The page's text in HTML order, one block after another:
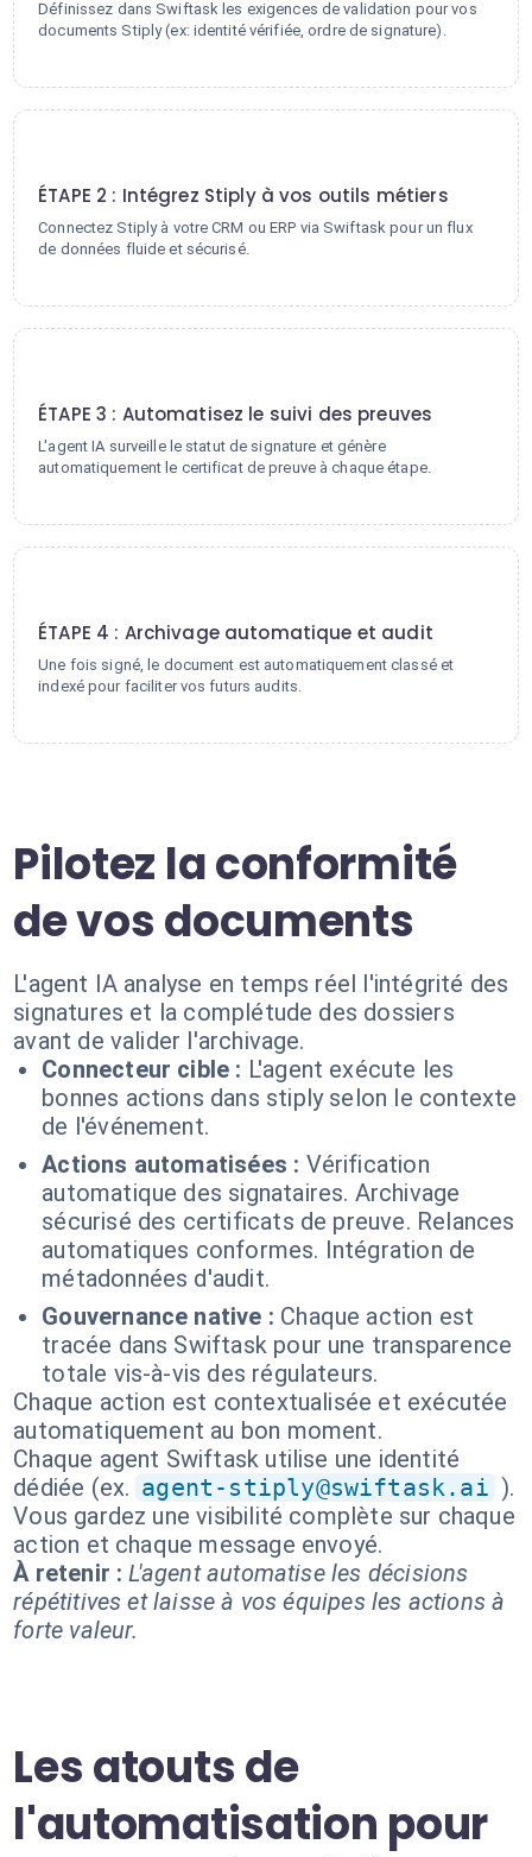
Définissez dans Swiftask les exigences de validation pour vos
documents Stiply (ex: identité vérifiée, ordre de signature).
ÉTAPE 2 : Intégrez Stiply à vos outils métiers
Connectez Stiply à votre CRM ou ERP via Swiftask pour un flux
de données fluide et sécurisé.
ÉTAPE 3 : Automatisez le suivi des preuves
L'agent IA surveille le statut de signature et génère
automatiquement le certificat de preuve à chaque étape.
ÉTAPE 4 : Archivage automatique et audit
Une fois signé, le document est automatiquement classé et
indexé pour faciliter vos futurs audits.
Pilotez la conformité
de vos documents
L'agent IA analyse en temps réel l'intégrité des
signatures et la complétude des dossiers
avant de valider l'archivage.
Connecteur cible : L'agent exécute les
bonnes actions dans stiply selon le contexte
de l'événement.
Actions automatisées : Vérification
automatique des signataires. Archivage
sécurisé des certificats de preuve. Relances
automatiques conformes. Intégration de
métadonnées d'audit.
Gouvernance native : Chaque action est
tracée dans Swiftask pour une transparence
totale vis-à-vis des régulateurs.
Chaque action est contextualisée et exécutée
automatiquement au bon moment.
Chaque agent Swiftask utilise une identité
dédiée (ex. agent-stiply@swiftask.ai ).
Vous gardez une visibilité complète sur chaque
action et chaque message envoyé.
À retenir : L'agent automatise les décisions
répétitives et laisse à vos équipes les actions à
forte valeur.
Les atouts de
l'automatisation pour